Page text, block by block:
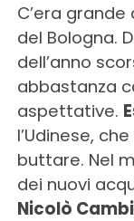
C’era
del Bologna.
dell’anno
abbastanza
aspettative.
l’Udinese,
buttare. Nel
dei nuovi
Nicolò